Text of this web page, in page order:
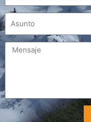
Asunto
Mensaje